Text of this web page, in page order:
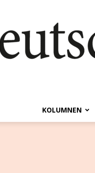
KOLUMNEN